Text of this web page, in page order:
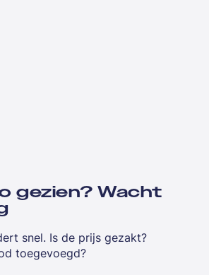
gezien? Wacht
snel. Is de prijs gezakt?
toegevoegd?